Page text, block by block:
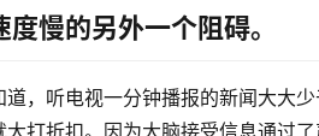
慢的另外一个阻碍。
，听电视一分钟播报的新闻大大